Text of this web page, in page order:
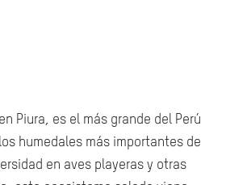
Piura, es el más grande del Perú
humedales más importantes de
en aves playeras y otras